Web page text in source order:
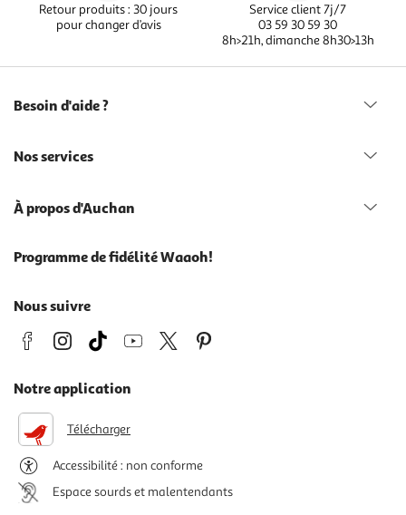
Retour produits : 30 jours
pour changer d’avis
Service client 7j/7
03 59 30 59 30
8h>21h, dimanche 8h30>13h
Besoin d'aide ?
Nos services
À propos d'Auchan
Programme de fidélité Waaoh!
Nous suivre
Notre application
Télécharger
Accessibilité : non conforme
Espace sourds et malentendants